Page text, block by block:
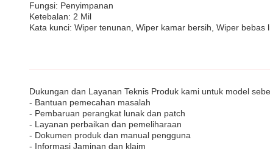
Fungsi: Penyimpanan
Ketebalan: 2 Mil
Kata kunci: Wiper tenunan, Wiper kamar bersih, Wiper bebas
Dukungan dan Layanan Teknis Produk kami untuk model
- Bantuan pemecahan masalah
- Pembaruan perangkat lunak dan patch
- Layanan perbaikan dan pemeliharaan
- Dokumen produk dan manual pengguna
- Informasi Jaminan dan klaim